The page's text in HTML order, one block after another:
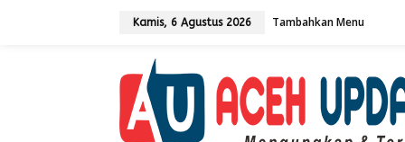
Kamis, 6 Agustus 2026 Tambahkan Menu